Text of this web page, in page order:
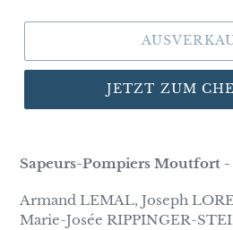
JETZT ZUM
Sapeurs-Pompiers Moutfort -
Armand LEMAL, Joseph
Marie-Josée RIPPINGER-